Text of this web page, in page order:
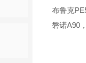
布鲁克
磐诺A90